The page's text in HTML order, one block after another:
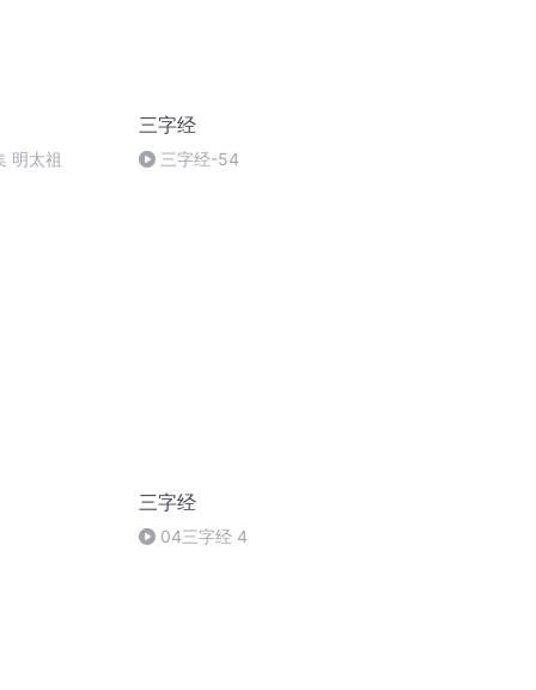
明太祖
三字经
三字经-54
三字经
04三字经 4